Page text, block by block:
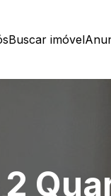
Buscar imóvel